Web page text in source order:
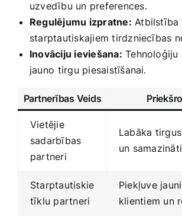
uzvedību un preferences.
Regulējumu izpratne: Atbilstība
starptautiskajiem tirdzniecības
Inovāciju ‍ieviešana: Tehnoloģiju
jauno⁤ tirgu piesaistīšanai.
Partnerības Veids
Vietējie
sadarbības
partneri
Labāka
un
Starptautiskie
tīklu partneri
Piekļuve
klientiem un